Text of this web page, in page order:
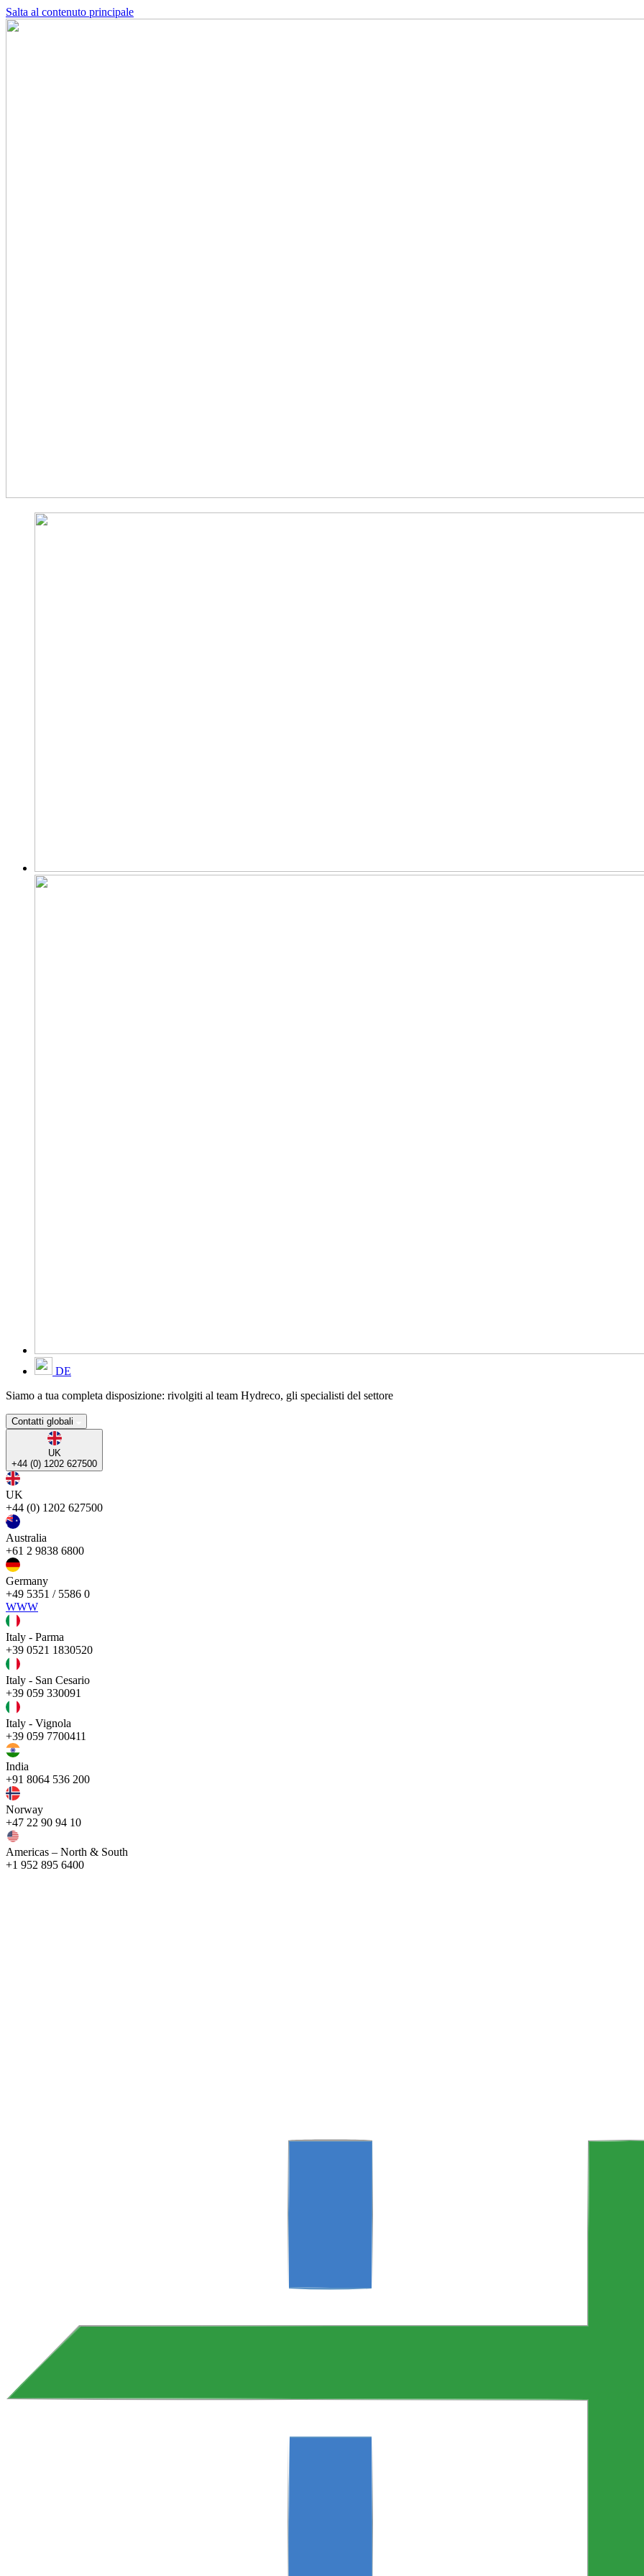
Salta al contenuto principale
DE
Siamo a tua completa disposizione: rivolgiti al team Hydreco, gli specialisti del settore
Contatti globali
UK
+44 (0) 1202 627500
UK
+44 (0) 1202 627500
Australia
+61 2 9838 6800
Germany
+49 5351 / 5586 0
WWW
Italy - Parma
+39 0521 1830520
Italy - San Cesario
+39 059 330091
Italy - Vignola
+39 059 7700411
India
+91 8064 536 200
Norway
+47 22 90 94 10
Americas – North & South
+1 952 895 6400